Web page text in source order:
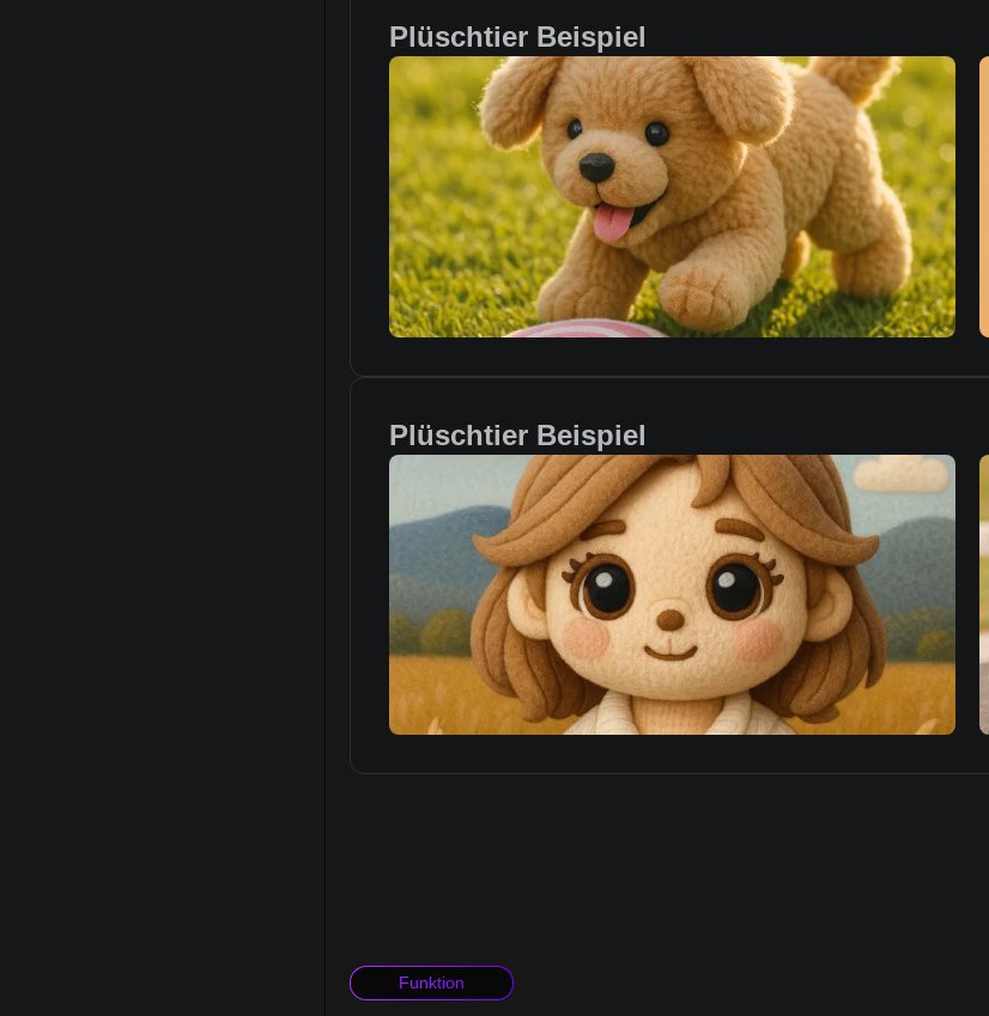
Plüschtier Beispiel
Plüschtier Beispiel
Funktion